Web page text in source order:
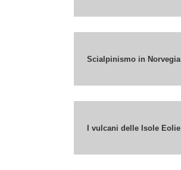
Scialpinismo in Norvegia
I vulcani delle Isole Eolie